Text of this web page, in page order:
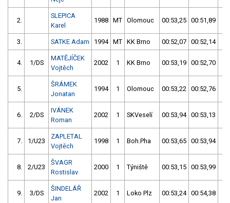
2.
SLEPICA
Karel
1988 MT Olomouc 00:53,25 00:51,89
3. SATKE Adam 1994 MT KK Brno 00:52,07 00:52,14
4. 1/DS
MATĚJÍČEK
Vojtěch
2002 1 KK Brno 00:53,19 00:52,70
5.
ŠRÁMEK
Jonatan
1994 1 Olomouc 00:53,22 00:52,76
6. 2/DS
IVÁNEK
Roman
2002 1 SKVeselí 00:53,94 00:53,13
7. 1/U23
ZAPLETAL
Vojtěch
1998 1 Boh.Pha 00:53,65 00:53,94
8. 2/U23
ŠVAGR
Rostislav
2000 1 Týniště 00:53,15 00:53,99
9. 3/DS
ŠINDELÁŘ
Jan
2002 1 Loko Plz 00:53,24 00:54,38